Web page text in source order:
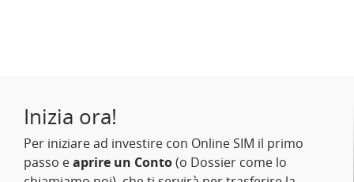
Inizia ora!
Per iniziare ad investire con Online SIM il primo
passo eaprire un Conto(o Dossier come lo